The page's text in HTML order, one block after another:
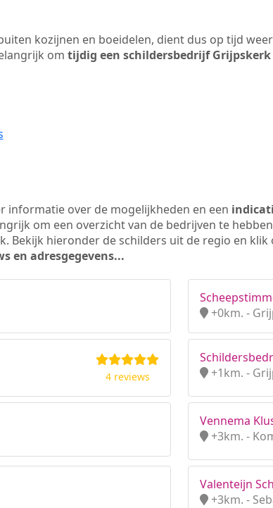
kozijnen en boeidelen, dient dus op tijd
om tijdig een schildersbedrijf
informatie over de mogelijkheden en een
om een overzicht van de bedrijven te
Bekijk hieronder de schilders uit de regio en
en adresgegevens...
+0km. -
4 reviews
+1km. -
Vennema
+3km. -
Valenteijn
+3km. -